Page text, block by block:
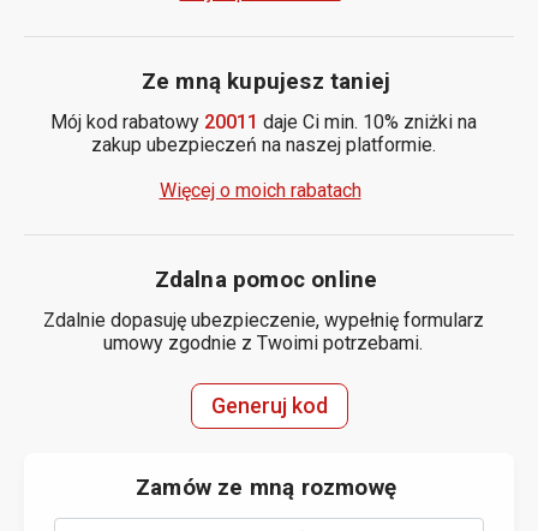
Ze mną kupujesz taniej
Mój kod rabatowy 20011 daje Ci min. 10% zniżki na
zakup ubezpieczeń na naszej platformie.
Więcej o moich rabatach
Zdalna pomoc online
Zdalnie dopasuję ubezpieczenie, wypełnię formularz
umowy zgodnie z Twoimi potrzebami.
Generuj kod
Zamów ze mną rozmowę